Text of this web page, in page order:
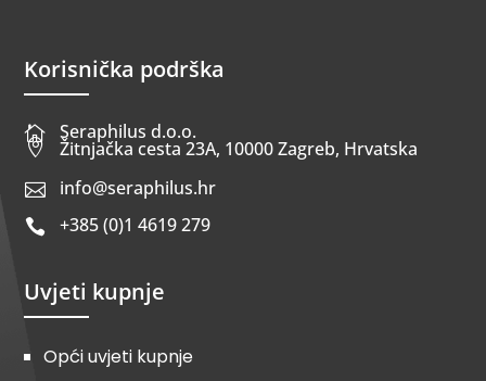
Korisnička podrška
 Seraphilus d.o.o.
 Žitnjačka cesta 23A, 10000 Zagreb, Hrvatska
 info@seraphilus.hr
 +385 (0)1 4619 279
Uvjeti kupnje
Opći uvjeti kupnje